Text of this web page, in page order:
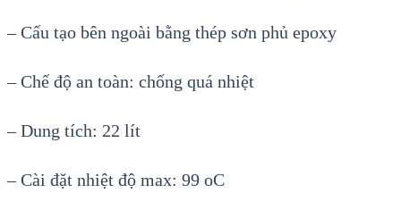
– Cấu tạo bên ngoài bằng thép sơn phủ epoxy
– Chế độ an toàn: chống quá nhiệt
– Dung tích: 22 lít
– Cài đặt nhiệt độ max: 99 oC